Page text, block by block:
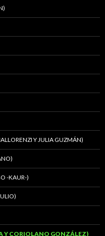
Y JULIA GUZMÁN)
-KAUR-)
Y CORIOLANO GONZÁLEZ)